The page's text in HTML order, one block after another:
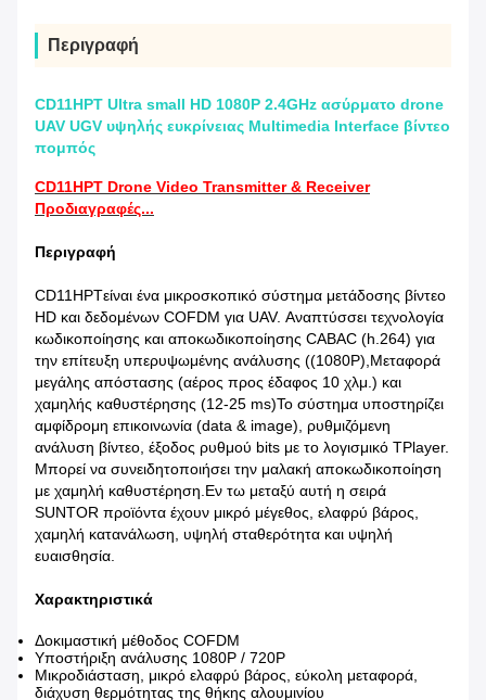
Περιγραφή
CD11HPT Ultra small HD 1080P 2.4GHz ασύρματο drone
UAV UGV υψηλής ευκρίνειας Multimedia Interface βίντεο
πομπός
CD11HPT Drone Video Transmitter & Receiver
Προδιαγραφές...
Περιγραφή
CD11HPTείναι ένα μικροσκοπικό σύστημα μετάδοσης βίντεο
HD και δεδομένων COFDM για UAV. Αναπτύσσει τεχνολογία
κωδικοποίησης και αποκωδικοποίησης CABAC (h.264) για
την επίτευξη υπερυψωμένης ανάλυσης ((1080P),Μεταφορά
μεγάλης απόστασης (αέρος προς έδαφος 10 χλμ.) και
χαμηλής καθυστέρησης (12-25 ms)Το σύστημα υποστηρίζει
αμφίδρομη επικοινωνία (data & image), ρυθμιζόμενη
ανάλυση βίντεο, έξοδος ρυθμού bits με το λογισμικό TPlayer.
Μπορεί να συνειδητοποιήσει την μαλακή αποκωδικοποίηση
με χαμηλή καθυστέρηση.Εν τω μεταξύ αυτή η σειρά
SUNTOR προϊόντα έχουν μικρό μέγεθος, ελαφρύ βάρος,
χαμηλή κατανάλωση, υψηλή σταθερότητα και υψηλή
ευαισθησία.
Χαρακτηριστικά
Δοκιμαστική μέθοδος COFDM
Υποστήριξη ανάλυσης 1080P / 720P
Μικροδιάσταση, μικρό ελαφρύ βάρος, εύκολη μεταφορά,
διάχυση θερμότητας της θήκης αλουμινίου